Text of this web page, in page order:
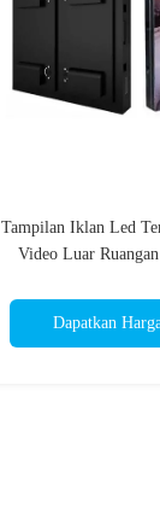
Tampilan Iklan Led
Video Luar
Dapatkan